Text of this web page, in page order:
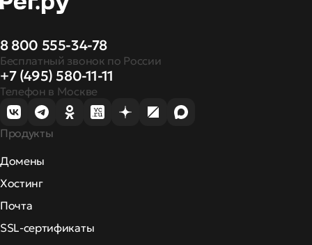
8 800 555-34-78
Бесплатный звонок по России
+7 (495) 580-11-11
Телефон в Москве
Продукты
Домены
Хостинг
Почта
SSL-сертификаты